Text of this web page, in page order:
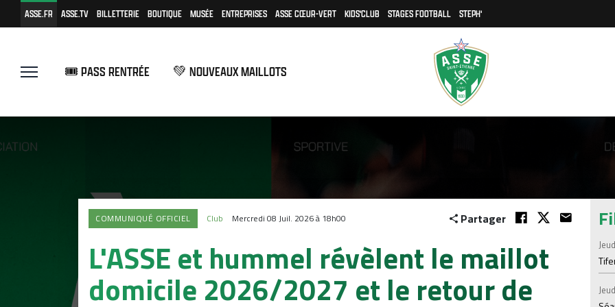
ASSE.FR ASSE.TV BILLETTERIE BOUTIQUE MUSÉE ENTREPRISES ASSE CŒUR-VERT KIDS'CLUB STAGES FOOTBALL STEPH'
🎟️ PASS RENTRÉE 💚 NOUVEAUX MAILLOTS
COMMUNIQUÉ OFFICIEL Club Mercredi 08 Juil. 2026 à 18h00 Partager
L'ASSE et hummel révèlent le maillot
domicile 2026/2027 et le retour de